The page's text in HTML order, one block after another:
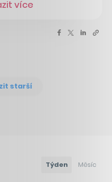
více
starší
Týden Měsíc